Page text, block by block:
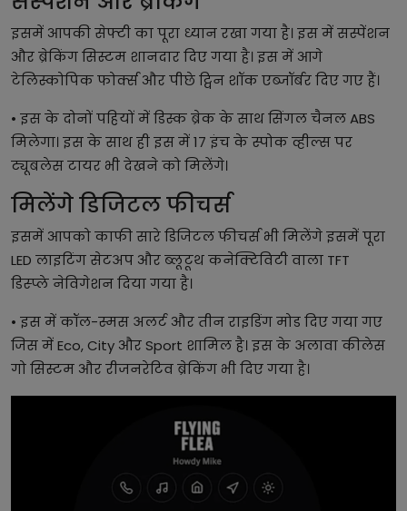
इसमें आपकी सेफ्टी का पूरा ध्यान रखा गया है। इस में सस्पेंशन
और ब्रेकिंग सिस्टम शानदार दिए गया है। इस में आगे
टेलिस्कोपिक फोर्क्स और पीछे ट्विन शॉक एब्जॉर्बर दिए गए हैं।
• इस के दोनों पहियों में डिस्क ब्रेक के साथ सिंगल चैनल ABS
मिलेगा। इस के साथ ही इस में 17 इंच के स्पोक व्हील्स पर
ट्यूबलेस टायर भी देखने को मिलेंगे।
मिलेंगे डिजिटल फीचर्स
इसमें आपको काफी सारे डिजिटल फीचर्स भी मिलेंगे इसमें पूरा
LED लाइटिंग सेटअप और ब्लूटूथ कनेक्टिविटी वाला TFT
डिस्प्ले नेविगेशन दिया गया है।
• इस में कॉल-स्मस अलर्ट और तीन राइडिंग मोड दिए गया गए
जिस में Eco, City और Sport शामिल है। इस के अलावा कीलेस
गो सिस्टम और रीजनरेटिव ब्रेकिंग भी दिए गया है।